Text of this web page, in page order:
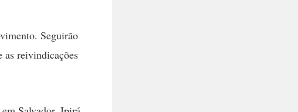
Seguirão
as reivindicações